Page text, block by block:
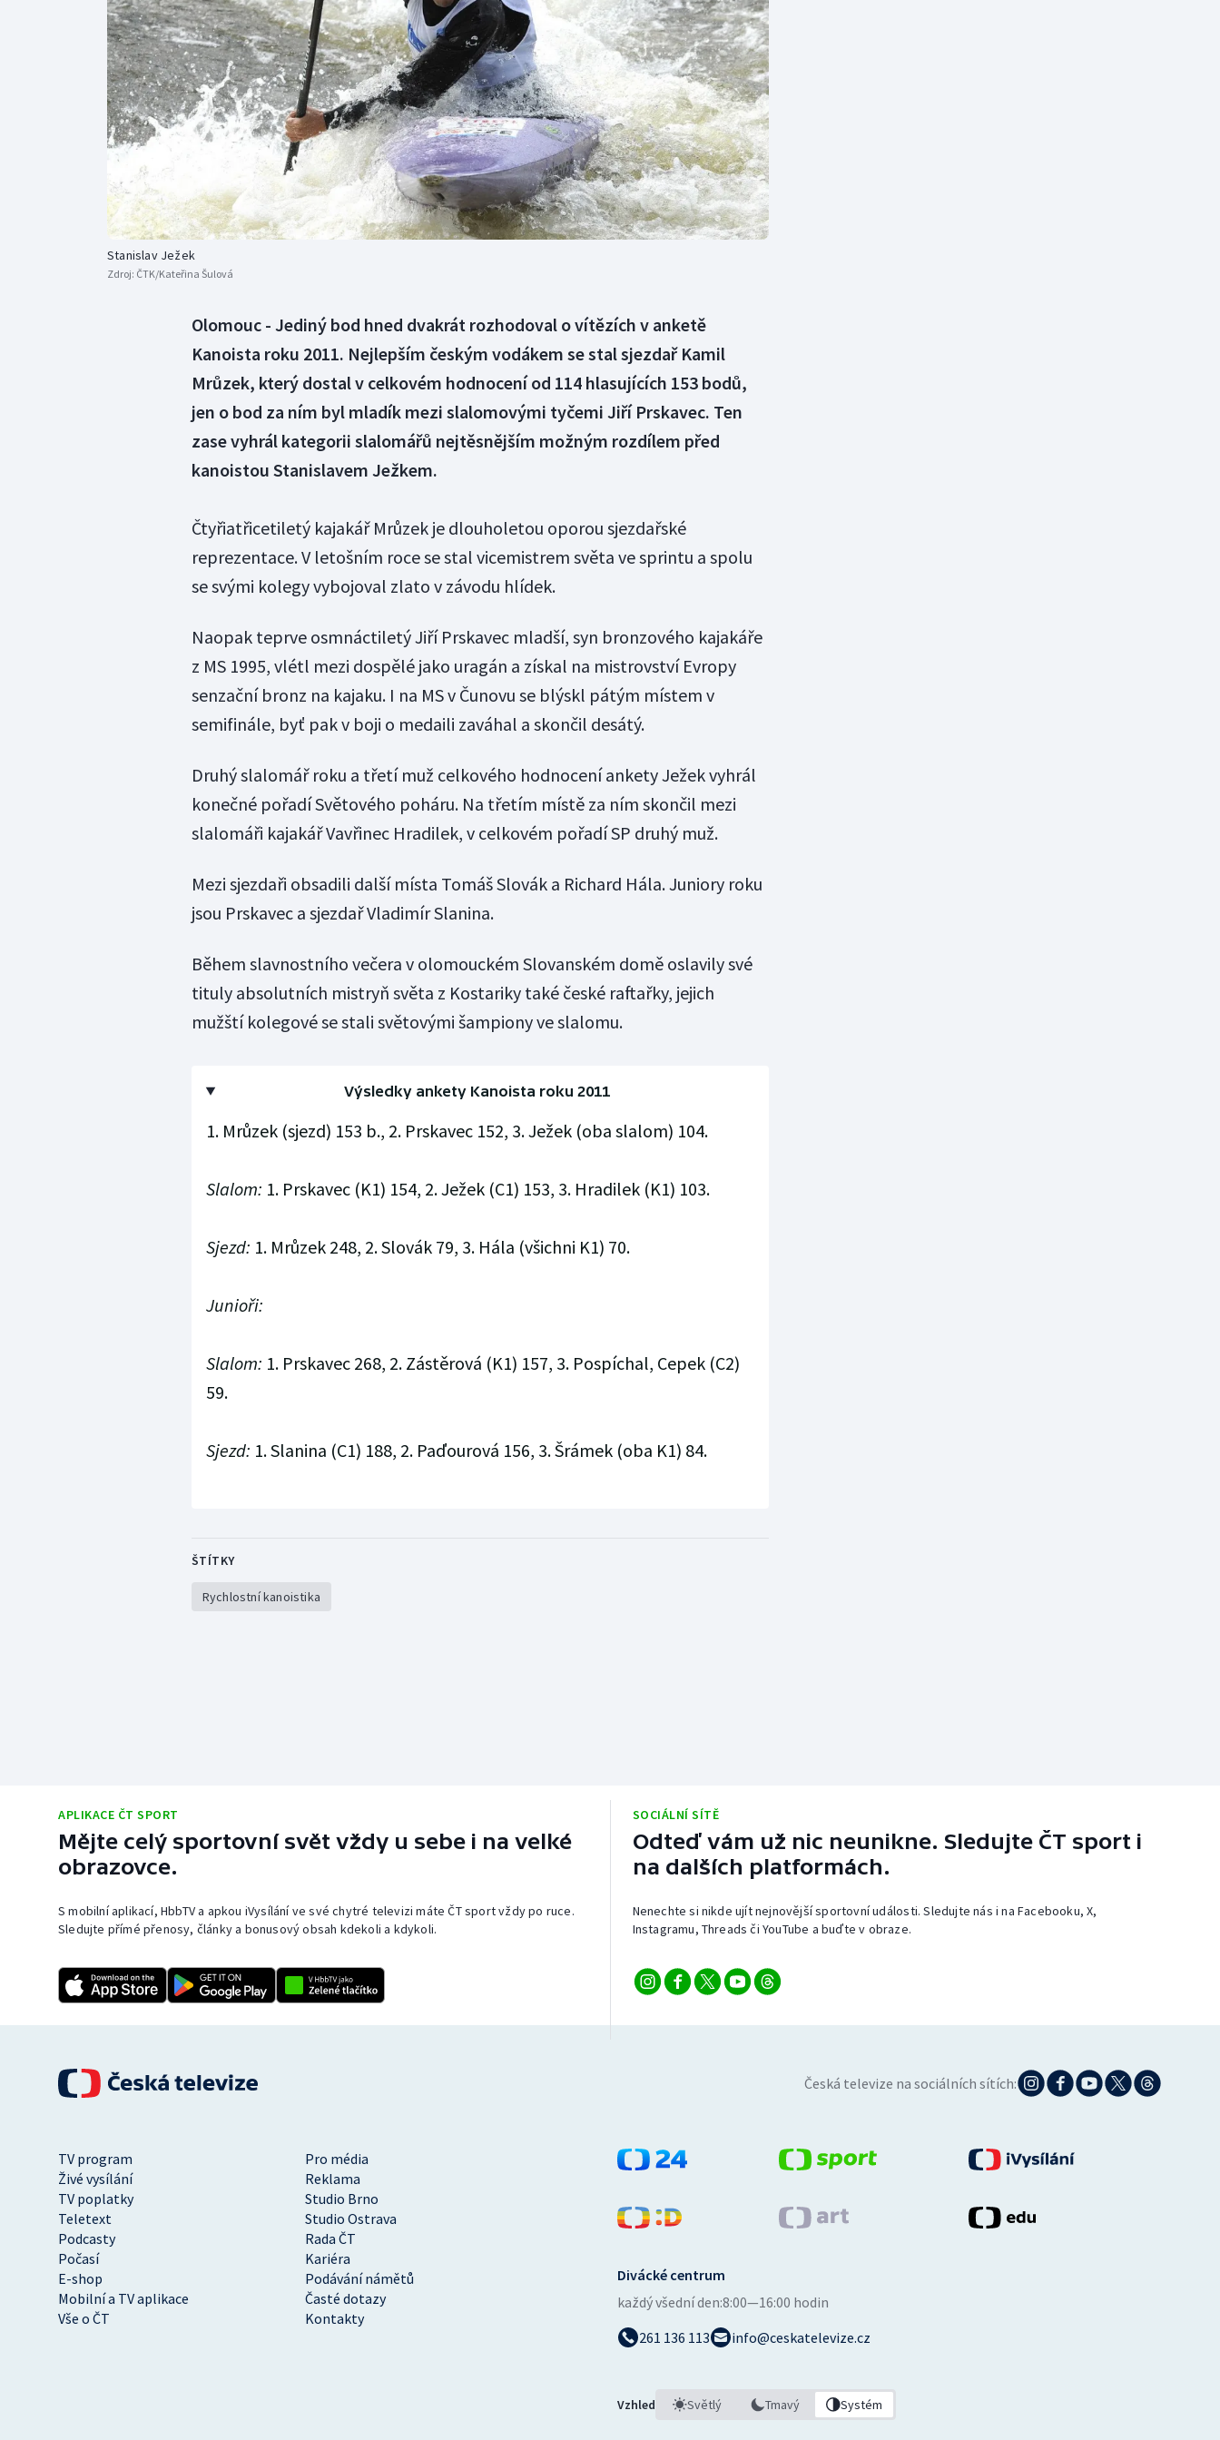
Curling
Dostihy
Florbal
Futsal
Golf
Gymnastika
Moderní pětiboj
Motorsport
Olympijské hry
Parasport
Plavání
Plážový volejbal
Triatlon
Veslování
Vodní slalom
Volejbal
Ostatní
Stanislav Ježek
Zdroj: ČTK/Kateřina Šulová
Olomouc - Jediný bod hned dvakrát rozhodoval o vítězích v anketě
Kanoista roku 2011. Nejlepším českým vodákem se stal sjezdař Kamil
Mrůzek, který dostal v celkovém hodnocení od 114 hlasujících 153 bodů,
jen o bod za ním byl mladík mezi slalomovými tyčemi Jiří Prskavec. Ten
zase vyhrál kategorii slalomářů nejtěsnějším možným rozdílem před
kanoistou Stanislavem Ježkem.
Čtyřiatřicetiletý kajakář Mrůzek je dlouholetou oporou sjezdařské
reprezentace. V letošním roce se stal vicemistrem světa ve sprintu a spolu
se svými kolegy vybojoval zlato v závodu hlídek.
Naopak teprve osmnáctiletý Jiří Prskavec mladší, syn bronzového kajakáře
z MS 1995, vlétl mezi dospělé jako uragán a získal na mistrovství Evropy
senzační bronz na kajaku. I na MS v Čunovu se blýskl pátým místem v
semifinále, byť pak v boji o medaili zaváhal a skončil desátý.
Druhý slalomář roku a třetí muž celkového hodnocení ankety Ježek vyhrál
konečné pořadí Světového poháru. Na třetím místě za ním skončil mezi
slalomáři kajakář Vavřinec Hradilek, v celkovém pořadí SP druhý muž.
Mezi sjezdaři obsadili další místa Tomáš Slovák a Richard Hála. Juniory roku
jsou Prskavec a sjezdař Vladimír Slanina.
Během slavnostního večera v olomouckém Slovanském domě oslavily své
tituly absolutních mistryň světa z Kostariky také české raftařky, jejich
mužští kolegové se stali světovými šampiony ve slalomu.
Výsledky ankety Kanoista roku 2011
1. Mrůzek (sjezd) 153 b., 2. Prskavec 152, 3. Ježek (oba slalom) 104.
Slalom: 1. Prskavec (K1) 154, 2. Ježek (C1) 153, 3. Hradilek (K1) 103.
Sjezd: 1. Mrůzek 248, 2. Slovák 79, 3. Hála (všichni K1) 70.
Junioři:
Slalom: 1. Prskavec 268, 2. Zástěrová (K1) 157, 3. Pospíchal, Cepek (C2)
59.
Sjezd: 1. Slanina (C1) 188, 2. Paďourová 156, 3. Šrámek (oba K1) 84.
ŠTÍTKY
Rychlostní kanoistika
APLIKACE ČT SPORT
Mějte celý sportovní svět vždy u sebe i na velké
obrazovce.
S mobilní aplikací, HbbTV a apkou iVysílání ve své chytré televizi máte ČT sport vždy po ruce.
Sledujte přímé přenosy, články a bonusový obsah kdekoli a kdykoli.
SOCIÁLNÍ SÍTĚ
Odteď vám už nic neunikne. Sledujte ČT sport i
na dalších platformách.
Nenechte si nikde ujít nejnovější sportovní události. Sledujte nás i na Facebooku, X,
Instagramu, Threads či YouTube a buďte v obraze.
Česká televize na sociálních sítích:
TV program
Pro média
Živé vysílání
Reklama
TV poplatky
Studio Brno
Teletext
Studio Ostrava
Podcasty
Rada ČT
Počasí
Kariéra
E-shop
Podávání námětů
Mobilní a TV aplikace
Časté dotazy
Vše o ČT
Kontakty
Divácké centrum
každý všední den:8:00—16:00 hodin
261 136 113
info@ceskatelevize.cz
Vzhled Světlý Tmavý Systém